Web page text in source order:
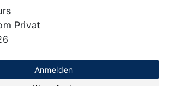
Privat
Anmelden